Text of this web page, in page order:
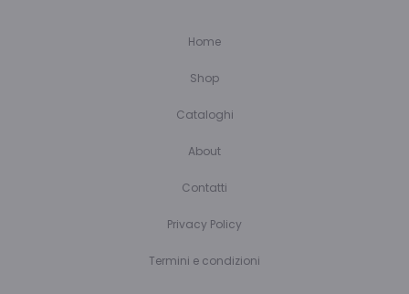
Home
Shop
Cataloghi
About
Contatti
Privacy Policy
Termini e condizioni